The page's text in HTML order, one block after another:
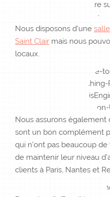
Nous disposons d’une
Saint Clair mais nous
locaux.
Nous assurons
sont un bon complément
qui n’ont pas beaucoup
de maintenir leur niveau
clients à Paris, Nantes et